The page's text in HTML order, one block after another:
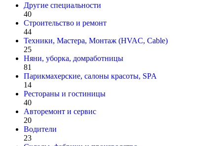
Другие специальности
40
Строительство и ремонт
44
Техники, Мастера, Монтаж (HVAC, Cable)
25
Няни, уборка, домработницы
81
Парикмахерские, салоны красоты, SPA
14
Рестораны и гостиницы
40
Авторемонт и cервис
20
Водители
23